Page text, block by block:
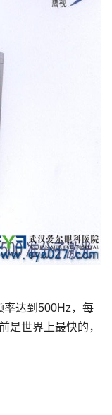
达到500Hz，每
是世界上最快的，